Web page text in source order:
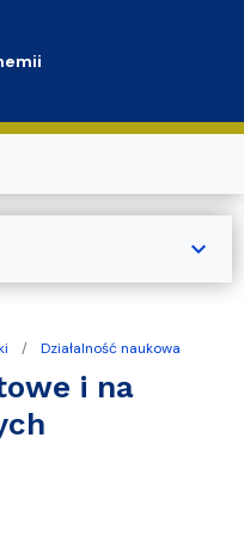
Działalność naukowa
i na
expand_more